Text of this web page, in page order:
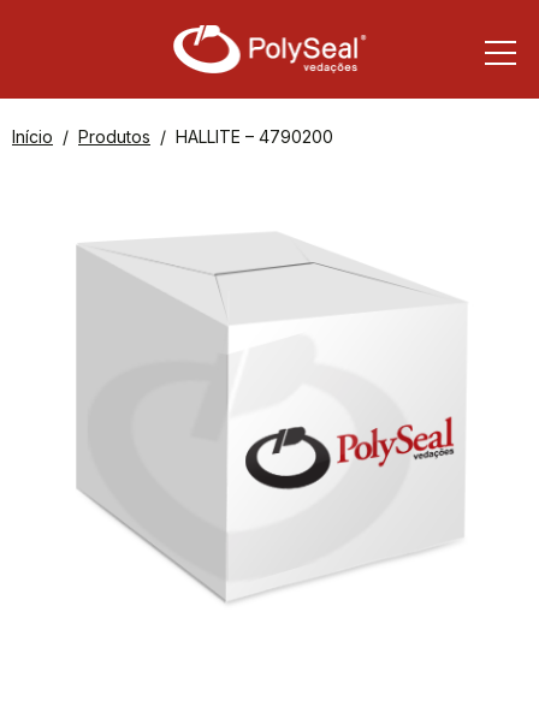
Início Produtos HALLITE – 4790200